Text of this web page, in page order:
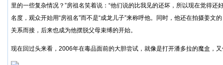
里的一些复杂情况？”房祖名笑着说：“他们说的比我见的还坏，所以现在觉得还
名度，观众开始用“房祖名”而不是“成龙儿子”来称呼他。同时，他还在拍摄姜文
关系而接，后来也成为他摆脱父母束缚的开始。
现在回过头来看，2006年在毒品面前的大胆尝试，就像是打开潘多拉的魔盒，